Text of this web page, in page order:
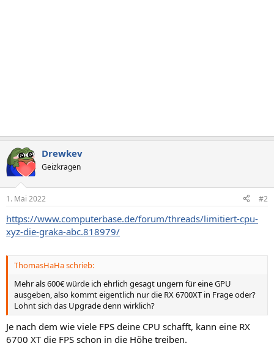
Drewkev
Geizkragen
1. Mai 2022 #2
https://www.computerbase.de/forum/threads/limitiert-cpu-
xyz-die-graka-abc.818979/
ThomasHaHa schrieb:
Mehr als 600€ würde ich ehrlich gesagt ungern für eine GPU
ausgeben, also kommt eigentlich nur die RX 6700XT in Frage oder?
Lohnt sich das Upgrade denn wirklich?
Je nach dem wie viele FPS deine CPU schafft, kann eine RX
6700 XT die FPS schon in die Höhe treiben.